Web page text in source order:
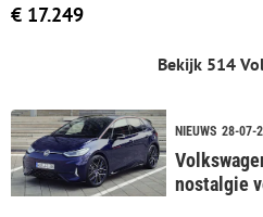
€ 17.249
Bekijk 514
NIEUWS 28-07-
nostalgie